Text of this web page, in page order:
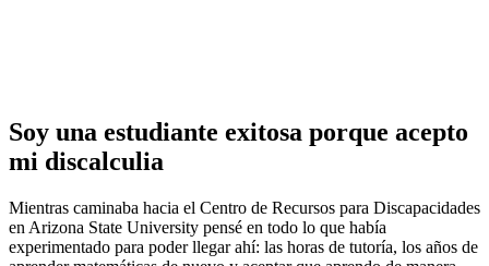
Soy una estudiante exitosa porque acepto
mi discalculia
Mientras caminaba hacia el Centro de Recursos para Discapacidades
en Arizona State University pensé en todo lo que había
experimentado para poder llegar ahí: las horas de tutoría, los años de